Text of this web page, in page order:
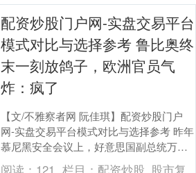
配资炒股门户网-实盘交易平台
模式对比与选择参考 鲁比奥终
末一刻放鸽子，欧洲官员气
炸：疯了
【文/不雅察者网 阮佳琪】配资炒股门户
网-实盘交易平台模式对比与选择参考 昨年
慕尼黑安全会议上，好意思国副总统万斯
当众开轰欧洲“太拉”，听得台下欧洲东谈主
阅读： 121 栏目： 配资炒股_股市复